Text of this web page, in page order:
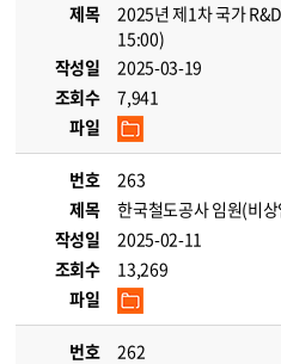
제목
2025년 제1차 국가
15:00)
작성일
2025-03-19
조회수
7,941
파일
번호
263
제목
한국철도공사 임원(비
작성일
2025-02-11
조회수
13,269
파일
번호
262